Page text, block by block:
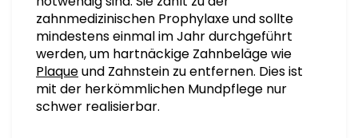
zahnmedizinischen Prophylaxe und sollte
mindestens einmal im Jahr durchgeführt
werden, um hartnäckige Zahnbeläge wie
Plaqueund Zahnstein zu entfernen. Dies ist
mit der herkömmlichen Mundpflege nur
schwer realisierbar.